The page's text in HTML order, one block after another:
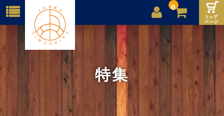
0
店舗案内
ご利用案内
送料
お問合せ
特集